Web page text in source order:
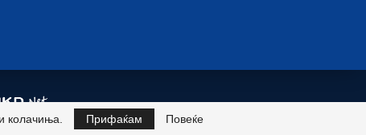
колачиња.
Прифаќам Повеќе